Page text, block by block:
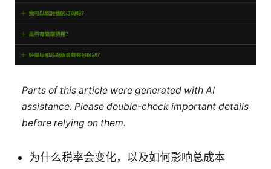
Parts of this article were generated with AI
assistance. Please double-check important details
before relying on them.
为什么税率会变化，以及如何影响总成本